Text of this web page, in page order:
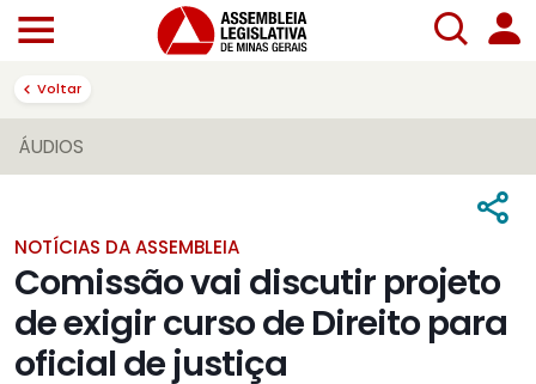
Voltar
ÁUDIOS
NOTÍCIAS DA ASSEMBLEIA
Comissão vai discutir projeto
de exigir curso de Direito para
oficial de justiça